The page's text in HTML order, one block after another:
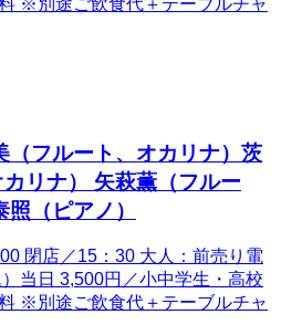
※別途ご飲食代＋テーブルチャ
（フルート、オカリナ）茨
リナ） 矢萩薫（フルー
（ピアノ）
閉店／15：30 大人：前売り電
当日 3,500円／小中学生・高校
※別途ご飲食代＋テーブルチャ